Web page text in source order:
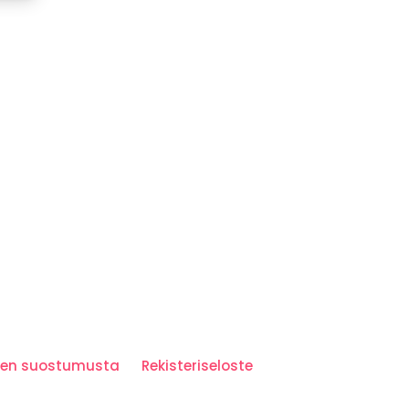
suostumusta Rekisteriseloste